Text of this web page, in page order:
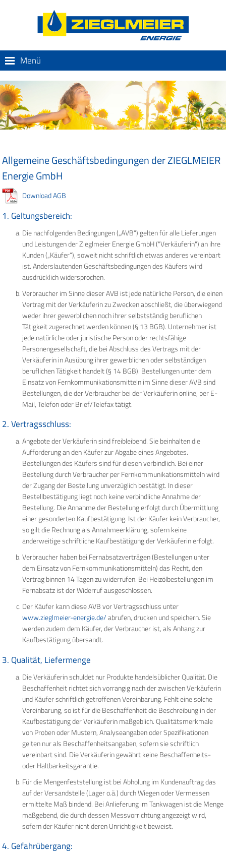
Menü
Allgemeine Geschäftsbedingungen der ZIEGLMEIER
Energie GmbH
Download AGB
1. Geltungsbereich:
Die nachfolgenden Bedingungen („AVB“) gelten für alle Lieferungen
und Leistungen der Zieglmeier Energie GmbH ("Verkäuferin") an ihre
Kunden („Käufer“), soweit nicht schriftlich etwas anderes vereinbart
ist. Anderslautenden Geschäftsbedingungen des Käufers wird
ausdrücklich widersprochen.
Verbraucher im Sinne dieser AVB ist jede natürliche Person, die einen
Vertrag mit der Verkäuferin zu Zwecken abschließt, die überwiegend
weder ihrer gewerblichen noch ihrer selbstständig beruflichen
Tätigkeit zugerechnet werden können (§ 13 BGB). Unternehmer ist
jede natürliche oder juristische Person oder rechtsfähige
Personengesellschaft, die bei Abschluss des Vertrags mit der
Verkäuferin in Ausübung ihrer gewerblichen oder selbständigen
beruflichen Tätigkeit handelt (§ 14 BGB). Bestellungen unter dem
Einsatz von Fernkommunikationsmitteln im Sinne dieser AVB sind
Bestellungen, die der Verbraucher bei der Verkäuferin online, per E-
Mail, Telefon oder Brief/Telefax tätigt.
2. Vertragsschluss:
Angebote der Verkäuferin sind freibleibend. Sie beinhalten die
Aufforderung an den Käufer zur Abgabe eines Angebotes.
Bestellungen des Käufers sind für diesen verbindlich. Bei einer
Bestellung durch Verbraucher per Fernkommunikationsmitteln wird
der Zugang der Bestellung unverzüglich bestätigt. In dieser
Bestellbestätigung liegt noch keine verbindliche Annahme der
Bestellung. Die Annahme der Bestellung erfolgt durch Übermittlung
einer gesonderten Kaufbestätigung. Ist der Käufer kein Verbraucher,
so gilt die Rechnung als Annahmeerklärung, sofern keine
anderweitige schriftliche Kaufbestätigung der Verkäuferin erfolgt.
Verbraucher haben bei Fernabsatzverträgen (Bestellungen unter
dem Einsatz von Fernkommunikationsmitteln) das Recht, den
Vertrag binnen 14 Tagen zu widerrufen. Bei Heizölbestellungen im
Fernabsatz ist der Widerruf ausgeschlossen.
Der Käufer kann diese AVB vor Vertragsschluss unter
www.zieglmeier-energie.de/abrufen, drucken und speichern. Sie
werden zudem dem Käufer, der Verbraucher ist, als Anhang zur
Kaufbestätigung übersandt.
3. Qualität, Liefermenge
Die Verkäuferin schuldet nur Produkte handelsüblicher Qualität. Die
Beschaffenheit richtet sich vorrangig nach der zwischen Verkäuferin
und Käufer schriftlich getroffenen Vereinbarung. Fehlt eine solche
Vereinbarung, so ist für die Beschaffenheit die Beschreibung in der
Kaufbestätigung der Verkäuferin maßgeblich. Qualitätsmerkmale
von Proben oder Mustern, Analyseangaben oder Spezifikationen
gelten nur als Beschaffenheitsangaben, sofern sie schriftlich
vereinbart sind. Die Verkäuferin gewährt keine Beschaffenheits-
oder Haltbarkeitsgarantie.
Für die Mengenfeststellung ist bei Abholung im Kundenauftrag das
auf der Versandstelle (Lager o.ä.) durch Wiegen oder Vermessen
ermittelte Maß bindend. Bei Anlieferung im Tankwagen ist die Menge
maßgebend, die durch dessen Messvorrichtung angezeigt wird,
sofern der Käufer nicht deren Unrichtigkeit beweist.
4. Gefahrübergang: